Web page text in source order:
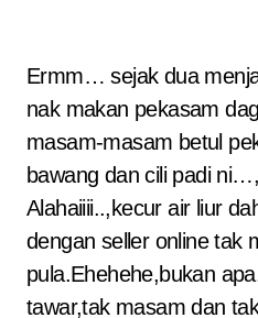
Ermm… sejak dua
nak makan pekasam
masam-masam betul
bawang dan cili padi
Alahaiiii..,kecur air liur
dengan seller online tak
pula.Ehehehe,bukan
tawar,tak masam dan